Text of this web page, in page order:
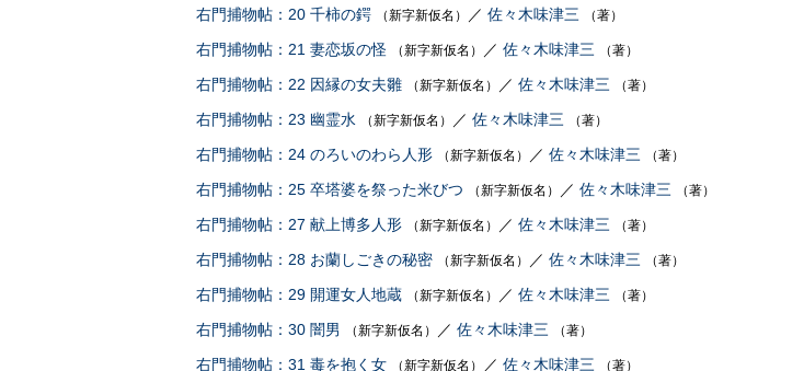
右門捕物帖：20 千柿の鍔 （新字新仮名） ／ 佐々木味津三 （著）
右門捕物帖：21 妻恋坂の怪 （新字新仮名） ／ 佐々木味津三 （著）
右門捕物帖：22 因縁の女夫雛 （新字新仮名） ／ 佐々木味津三 （著）
右門捕物帖：23 幽霊水 （新字新仮名） ／ 佐々木味津三 （著）
右門捕物帖：24 のろいのわら人形 （新字新仮名） ／ 佐々木味津三 （著）
右門捕物帖：25 卒塔婆を祭った米びつ （新字新仮名） ／ 佐々木味津三 （著）
右門捕物帖：27 献上博多人形 （新字新仮名） ／ 佐々木味津三 （著）
右門捕物帖：28 お蘭しごきの秘密 （新字新仮名） ／ 佐々木味津三 （著）
右門捕物帖：29 開運女人地蔵 （新字新仮名） ／ 佐々木味津三 （著）
右門捕物帖：30 闇男 （新字新仮名） ／ 佐々木味津三 （著）
右門捕物帖：31 毒を抱く女 （新字新仮名） ／ 佐々木味津三 （著）